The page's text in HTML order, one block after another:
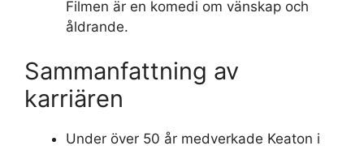
Filmen är en komedi om vänskap och
åldrande.
Sammanfattning av
karriären
Under över 50 år medverkade Keaton i